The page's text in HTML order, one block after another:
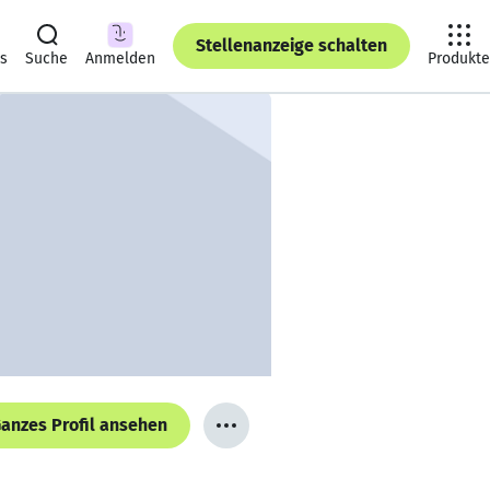
Suche Anmelden
Stellenanzeige schalten
Produkte
Profil ansehen